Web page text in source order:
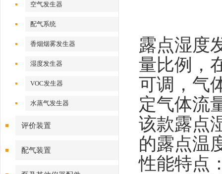
空气发生器
配气系统
香烟烟雾发生器
湿度发生器
VOC发生器
水蒸气发生器
评价装置
配气装置
露点湿度
量比例，
可调，气
定气体流
该款露点
的露点温
性能特点